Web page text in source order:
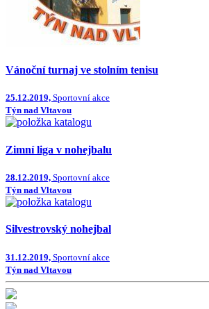
Vánoční turnaj ve stolním tenisu
25.12.2019, Sportovní akce
Týn nad Vltavou
Zimní liga v nohejbalu
28.12.2019, Sportovní akce
Týn nad Vltavou
Silvestrovský nohejbal
31.12.2019, Sportovní akce
Týn nad Vltavou